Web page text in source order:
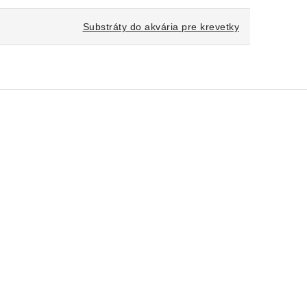
Substráty do akvária pre krevetky